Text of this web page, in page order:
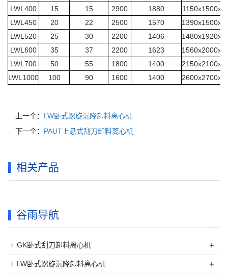
LWL400
15 15 2900 1880
LWL450
20 22 2500 1570
LWL520
25 30 2200 1406
LWL600
35 37 2200 1623
LWL700
50 55 1800 1400
LWL1000
100 90 1600 1400
上一个： LW卧式螺旋沉降卸料离心机
下一个： PAUT上悬式刮刀卸料离心机
相关产品
谷雨导航
GK卧式刮刀卸料离心机 +
LW卧式螺旋沉降卸料离心机 +